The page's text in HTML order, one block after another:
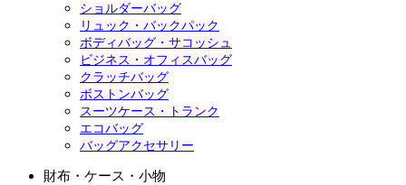
ショルダーバッグ
リュック・バックパック
ボディバッグ・サコッシュ
ビジネス・オフィスバッグ
クラッチバッグ
ボストンバッグ
スーツケース・トランク
エコバッグ
バッグアクセサリー
財布・ケース・小物